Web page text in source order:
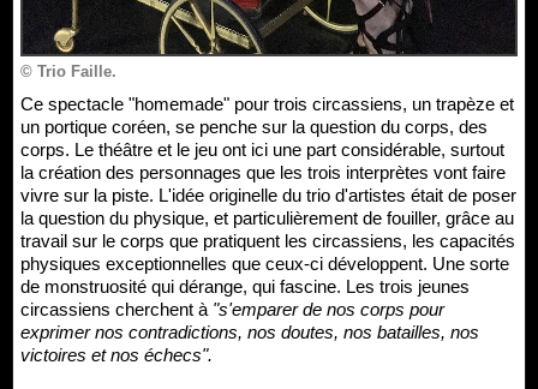
© Trio Faille.
Ce spectacle "homemade" pour trois circassiens, un trapèze et
un portique coréen, se penche sur la question du corps, des
corps. Le théâtre et le jeu ont ici une part considérable, surtout
la création des personnages que les trois interprètes vont faire
vivre sur la piste. L'idée originelle du trio d'artistes était de poser
la question du physique, et particulièrement de fouiller, grâce au
travail sur le corps que pratiquent les circassiens, les capacités
physiques exceptionnelles que ceux-ci développent. Une sorte
de monstruosité qui dérange, qui fascine. Les trois jeunes
circassiens cherchent à "s'emparer de nos corps pour
exprimer nos contradictions, nos doutes, nos batailles, nos
victoires et nos échecs".